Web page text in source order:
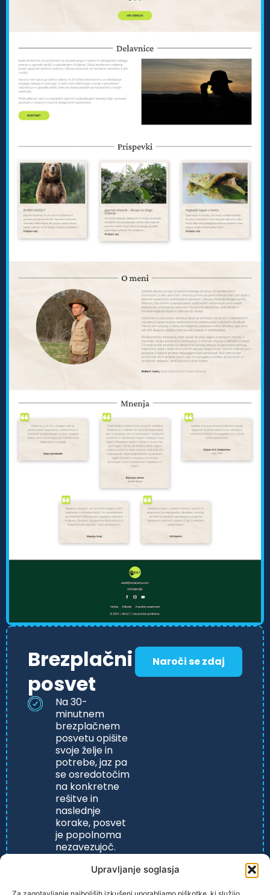
Upravljanje soglasja
Brezplačni
posvet
Na 30-
minutnem
brezplačnem
posvetu opišite
svoje želje in
potrebe, jaz pa
se osredotočim
na konkretne
rešitve in
naslednje
korake, posvet
je popolnoma
nezavezujoč.
Naroči se zdaj